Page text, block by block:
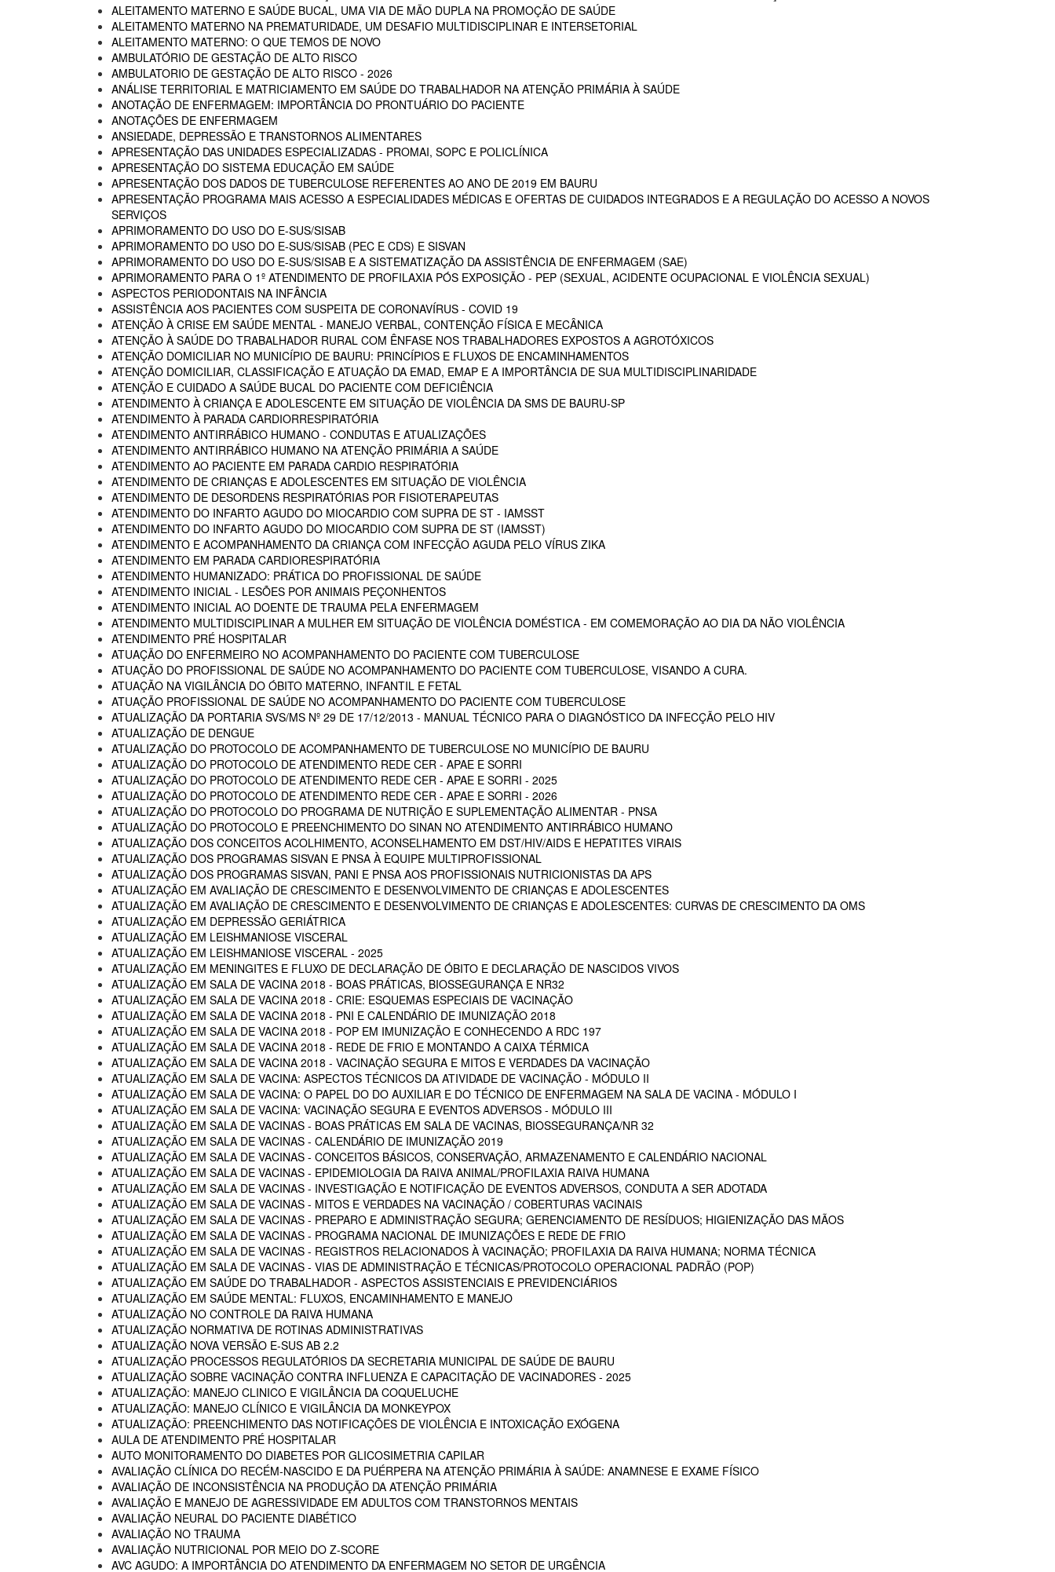
ALEITAMENTO MATERNO E SAÚDE BUCAL, UMA VIA DE MÃO DUPLA NA PROMOÇÃO DE SAÚDE
ALEITAMENTO MATERNO NA PREMATURIDADE, UM DESAFIO MULTIDISCIPLINAR E INTERSETORIAL
ALEITAMENTO MATERNO: O QUE TEMOS DE NOVO
AMBULATÓRIO DE GESTAÇÃO DE ALTO RISCO
AMBULATORIO DE GESTAÇÃO DE ALTO RISCO - 2026
ANÁLISE TERRITORIAL E MATRICIAMENTO EM SAÚDE DO TRABALHADOR NA ATENÇÃO PRIMÁRIA À SAÚDE
ANOTAÇÃO DE ENFERMAGEM: IMPORTÂNCIA DO PRONTUÁRIO DO PACIENTE
ANOTAÇÕES DE ENFERMAGEM
ANSIEDADE, DEPRESSÃO E TRANSTORNOS ALIMENTARES
APRESENTAÇÃO DAS UNIDADES ESPECIALIZADAS - PROMAI, SOPC E POLICLÍNICA
APRESENTAÇÃO DO SISTEMA EDUCAÇÃO EM SAÚDE
APRESENTAÇÃO DOS DADOS DE TUBERCULOSE REFERENTES AO ANO DE 2019 EM BAURU
APRESENTAÇÃO PROGRAMA MAIS ACESSO A ESPECIALIDADES MÉDICAS E OFERTAS DE CUIDADOS INTEGRADOS E A REGULAÇÃO DO ACESSO A NOVOS
SERVIÇOS
APRIMORAMENTO DO USO DO E-SUS/SISAB
APRIMORAMENTO DO USO DO E-SUS/SISAB (PEC E CDS) E SISVAN
APRIMORAMENTO DO USO DO E-SUS/SISAB E A SISTEMATIZAÇÃO DA ASSISTÊNCIA DE ENFERMAGEM (SAE)
APRIMORAMENTO PARA O 1º ATENDIMENTO DE PROFILAXIA PÓS EXPOSIÇÃO - PEP (SEXUAL, ACIDENTE OCUPACIONAL E VIOLÊNCIA SEXUAL)
ASPECTOS PERIODONTAIS NA INFÂNCIA
ASSISTÊNCIA AOS PACIENTES COM SUSPEITA DE CORONAVÍRUS - COVID 19
ATENÇÃO À CRISE EM SAÚDE MENTAL - MANEJO VERBAL, CONTENÇÃO FÍSICA E MECÂNICA
ATENÇÃO À SAÚDE DO TRABALHADOR RURAL COM ÊNFASE NOS TRABALHADORES EXPOSTOS A AGROTÓXICOS
ATENÇÃO DOMICILIAR NO MUNICÍPIO DE BAURU: PRINCÍPIOS E FLUXOS DE ENCAMINHAMENTOS
ATENÇÃO DOMICILIAR, CLASSIFICAÇÃO E ATUAÇÃO DA EMAD, EMAP E A IMPORTÂNCIA DE SUA MULTIDISCIPLINARIDADE
ATENÇÃO E CUIDADO A SAÚDE BUCAL DO PACIENTE COM DEFICIÊNCIA
ATENDIMENTO À CRIANÇA E ADOLESCENTE EM SITUAÇÃO DE VIOLÊNCIA DA SMS DE BAURU-SP
ATENDIMENTO À PARADA CARDIORRESPIRATÓRIA
ATENDIMENTO ANTIRRÁBICO HUMANO - CONDUTAS E ATUALIZAÇÕES
ATENDIMENTO ANTIRRÁBICO HUMANO NA ATENÇÃO PRIMÁRIA A SAÚDE
ATENDIMENTO AO PACIENTE EM PARADA CARDIO RESPIRATÓRIA
ATENDIMENTO DE CRIANÇAS E ADOLESCENTES EM SITUAÇÃO DE VIOLÊNCIA
ATENDIMENTO DE DESORDENS RESPIRATÓRIAS POR FISIOTERAPEUTAS
ATENDIMENTO DO INFARTO AGUDO DO MIOCARDIO COM SUPRA DE ST - IAMSST
ATENDIMENTO DO INFARTO AGUDO DO MIOCARDIO COM SUPRA DE ST (IAMSST)
ATENDIMENTO E ACOMPANHAMENTO DA CRIANÇA COM INFECÇÃO AGUDA PELO VÍRUS ZIKA
ATENDIMENTO EM PARADA CARDIORESPIRATÓRIA
ATENDIMENTO HUMANIZADO: PRÁTICA DO PROFISSIONAL DE SAÚDE
ATENDIMENTO INICIAL - LESÕES POR ANIMAIS PEÇONHENTOS
ATENDIMENTO INICIAL AO DOENTE DE TRAUMA PELA ENFERMAGEM
ATENDIMENTO MULTIDISCIPLINAR A MULHER EM SITUAÇÃO DE VIOLÊNCIA DOMÉSTICA - EM COMEMORAÇÃO AO DIA DA NÃO VIOLÊNCIA
ATENDIMENTO PRÉ HOSPITALAR
ATUAÇÃO DO ENFERMEIRO NO ACOMPANHAMENTO DO PACIENTE COM TUBERCULOSE
ATUAÇÃO DO PROFISSIONAL DE SAÚDE NO ACOMPANHAMENTO DO PACIENTE COM TUBERCULOSE, VISANDO A CURA.
ATUAÇÃO NA VIGILÂNCIA DO ÓBITO MATERNO, INFANTIL E FETAL
ATUAÇÃO PROFISSIONAL DE SAÚDE NO ACOMPANHAMENTO DO PACIENTE COM TUBERCULOSE
ATUALIZAÇÃO DA PORTARIA SVS/MS Nº 29 DE 17/12/2013 - MANUAL TÉCNICO PARA O DIAGNÓSTICO DA INFECÇÃO PELO HIV
ATUALIZAÇÃO DE DENGUE
ATUALIZAÇÃO DO PROTOCOLO DE ACOMPANHAMENTO DE TUBERCULOSE NO MUNICÍPIO DE BAURU
ATUALIZAÇÃO DO PROTOCOLO DE ATENDIMENTO REDE CER - APAE E SORRI
ATUALIZAÇÃO DO PROTOCOLO DE ATENDIMENTO REDE CER - APAE E SORRI - 2025
ATUALIZAÇÃO DO PROTOCOLO DE ATENDIMENTO REDE CER - APAE E SORRI - 2026
ATUALIZAÇÃO DO PROTOCOLO DO PROGRAMA DE NUTRIÇÃO E SUPLEMENTAÇÃO ALIMENTAR - PNSA
ATUALIZAÇÃO DO PROTOCOLO E PREENCHIMENTO DO SINAN NO ATENDIMENTO ANTIRRÁBICO HUMANO
ATUALIZAÇÃO DOS CONCEITOS ACOLHIMENTO, ACONSELHAMENTO EM DST/HIV/AIDS E HEPATITES VIRAIS
ATUALIZAÇÃO DOS PROGRAMAS SISVAN E PNSA À EQUIPE MULTIPROFISSIONAL
ATUALIZAÇÃO DOS PROGRAMAS SISVAN, PANI E PNSA AOS PROFISSIONAIS NUTRICIONISTAS DA APS
ATUALIZAÇÃO EM AVALIAÇÃO DE CRESCIMENTO E DESENVOLVIMENTO DE CRIANÇAS E ADOLESCENTES
ATUALIZAÇÃO EM AVALIAÇÃO DE CRESCIMENTO E DESENVOLVIMENTO DE CRIANÇAS E ADOLESCENTES: CURVAS DE CRESCIMENTO DA OMS
ATUALIZAÇÃO EM DEPRESSÃO GERIÁTRICA
ATUALIZAÇÃO EM LEISHMANIOSE VISCERAL
ATUALIZAÇÃO EM LEISHMANIOSE VISCERAL - 2025
ATUALIZAÇÃO EM MENINGITES E FLUXO DE DECLARAÇÃO DE ÓBITO E DECLARAÇÃO DE NASCIDOS VIVOS
ATUALIZAÇÃO EM SALA DE VACINA 2018 - BOAS PRÁTICAS, BIOSSEGURANÇA E NR32
ATUALIZAÇÃO EM SALA DE VACINA 2018 - CRIE: ESQUEMAS ESPECIAIS DE VACINAÇÃO
ATUALIZAÇÃO EM SALA DE VACINA 2018 - PNI E CALENDÁRIO DE IMUNIZAÇÃO 2018
ATUALIZAÇÃO EM SALA DE VACINA 2018 - POP EM IMUNIZAÇÃO E CONHECENDO A RDC 197
ATUALIZAÇÃO EM SALA DE VACINA 2018 - REDE DE FRIO E MONTANDO A CAIXA TÉRMICA
ATUALIZAÇÃO EM SALA DE VACINA 2018 - VACINAÇÃO SEGURA E MITOS E VERDADES DA VACINAÇÃO
ATUALIZAÇÃO EM SALA DE VACINA: ASPECTOS TÉCNICOS DA ATIVIDADE DE VACINAÇÃO - MÓDULO II
ATUALIZAÇÃO EM SALA DE VACINA: O PAPEL DO DO AUXILIAR E DO TÉCNICO DE ENFERMAGEM NA SALA DE VACINA - MÓDULO I
ATUALIZAÇÃO EM SALA DE VACINA: VACINAÇÃO SEGURA E EVENTOS ADVERSOS - MÓDULO III
ATUALIZAÇÃO EM SALA DE VACINAS - BOAS PRÁTICAS EM SALA DE VACINAS, BIOSSEGURANÇA/NR 32
ATUALIZAÇÃO EM SALA DE VACINAS - CALENDÁRIO DE IMUNIZAÇÃO 2019
ATUALIZAÇÃO EM SALA DE VACINAS - CONCEITOS BÁSICOS, CONSERVAÇÃO, ARMAZENAMENTO E CALENDÁRIO NACIONAL
ATUALIZAÇÃO EM SALA DE VACINAS - EPIDEMIOLOGIA DA RAIVA ANIMAL/PROFILAXIA RAIVA HUMANA
ATUALIZAÇÃO EM SALA DE VACINAS - INVESTIGAÇÃO E NOTIFICAÇÃO DE EVENTOS ADVERSOS, CONDUTA A SER ADOTADA
ATUALIZAÇÃO EM SALA DE VACINAS - MITOS E VERDADES NA VACINAÇÃO / COBERTURAS VACINAIS
ATUALIZAÇÃO EM SALA DE VACINAS - PREPARO E ADMINISTRAÇÃO SEGURA; GERENCIAMENTO DE RESÍDUOS; HIGIENIZAÇÃO DAS MÃOS
ATUALIZAÇÃO EM SALA DE VACINAS - PROGRAMA NACIONAL DE IMUNIZAÇÕES E REDE DE FRIO
ATUALIZAÇÃO EM SALA DE VACINAS - REGISTROS RELACIONADOS À VACINAÇÃO; PROFILAXIA DA RAIVA HUMANA; NORMA TÉCNICA
ATUALIZAÇÃO EM SALA DE VACINAS - VIAS DE ADMINISTRAÇÃO E TÉCNICAS/PROTOCOLO OPERACIONAL PADRÃO (POP)
ATUALIZAÇÃO EM SAÚDE DO TRABALHADOR - ASPECTOS ASSISTENCIAIS E PREVIDENCIÁRIOS
ATUALIZAÇÃO EM SAÚDE MENTAL: FLUXOS, ENCAMINHAMENTO E MANEJO
ATUALIZAÇÃO NO CONTROLE DA RAIVA HUMANA
ATUALIZAÇÃO NORMATIVA DE ROTINAS ADMINISTRATIVAS
ATUALIZAÇÃO NOVA VERSÃO E-SUS AB 2.2
ATUALIZAÇÃO PROCESSOS REGULATÓRIOS DA SECRETARIA MUNICIPAL DE SAÚDE DE BAURU
ATUALIZAÇÃO SOBRE VACINAÇÃO CONTRA INFLUENZA E CAPACITAÇÃO DE VACINADORES - 2025
ATUALIZAÇÃO: MANEJO CLINICO E VIGILÂNCIA DA COQUELUCHE
ATUALIZAÇÃO: MANEJO CLÍNICO E VIGILÂNCIA DA MONKEYPOX
ATUALIZAÇÃO: PREENCHIMENTO DAS NOTIFICAÇÕES DE VIOLÊNCIA E INTOXICAÇÃO EXÓGENA
AULA DE ATENDIMENTO PRÉ HOSPITALAR
AUTO MONITORAMENTO DO DIABETES POR GLICOSIMETRIA CAPILAR
AVALIAÇÃO CLÍNICA DO RECÉM-NASCIDO E DA PUÉRPERA NA ATENÇÃO PRIMÁRIA À SAÚDE: ANAMNESE E EXAME FÍSICO
AVALIAÇÃO DE INCONSISTÊNCIA NA PRODUÇÃO DA ATENÇÃO PRIMÁRIA
AVALIAÇÃO E MANEJO DE AGRESSIVIDADE EM ADULTOS COM TRANSTORNOS MENTAIS
AVALIAÇÃO NEURAL DO PACIENTE DIABÉTICO
AVALIAÇÃO NO TRAUMA
AVALIAÇÃO NUTRICIONAL POR MEIO DO Z-SCORE
AVC AGUDO: A IMPORTÂNCIA DO ATENDIMENTO DA ENFERMAGEM NO SETOR DE URGÊNCIA